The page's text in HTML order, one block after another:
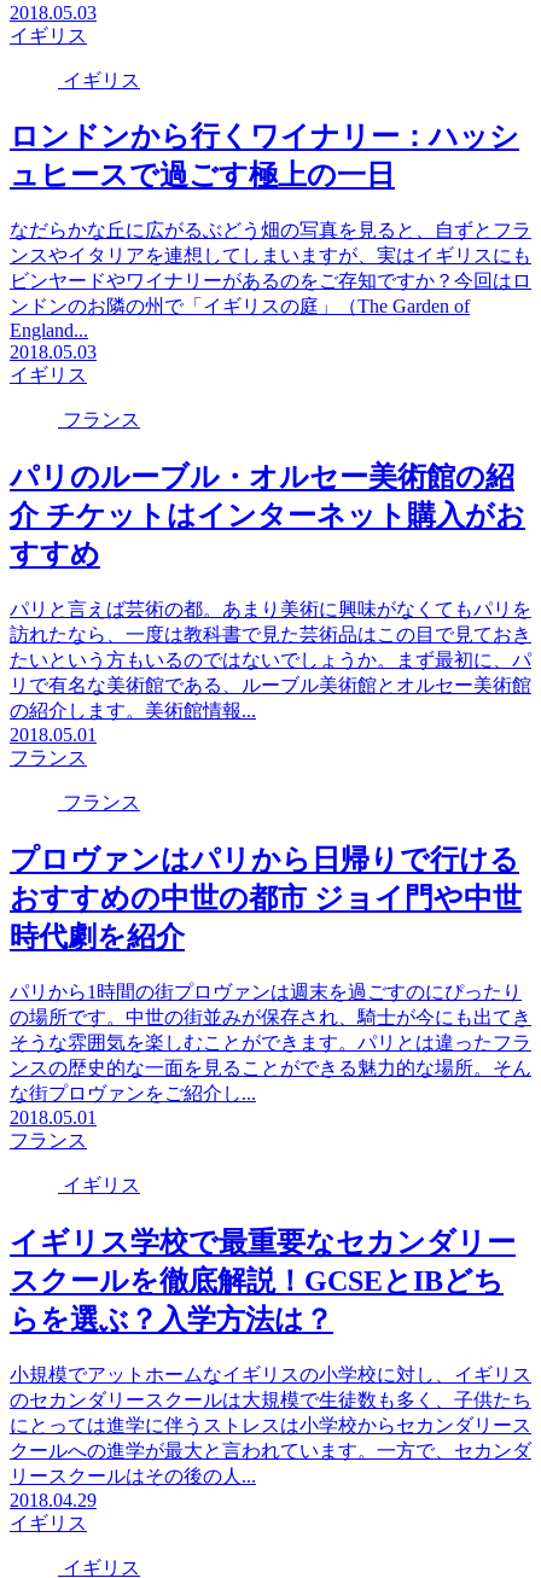
2018.05.03
イギリス
イギリス
ロンドンから行くワイナリー：ハッシ
ュヒースで過ごす極上の一日
なだらかな丘に広がるぶどう畑の写真を見ると、自ずとフラ
ンスやイタリアを連想してしまいますが、実はイギリスにも
ビンヤードやワイナリーがあるのをご存知ですか？今回はロ
ンドンのお隣の州で「イギリスの庭」（The Garden of
England...
2018.05.03
イギリス
フランス
パリのルーブル・オルセー美術館の紹
介 チケットはインターネット購入がお
すすめ
パリと言えば芸術の都。あまり美術に興味がなくてもパリを
訪れたなら、一度は教科書で見た芸術品はこの目で見ておき
たいという方もいるのではないでしょうか。まず最初に、パ
リで有名な美術館である、ルーブル美術館とオルセー美術館
の紹介します。美術館情報...
2018.05.01
フランス
フランス
プロヴァンはパリから日帰りで行ける
おすすめの中世の都市 ジョイ門や中世
時代劇を紹介
パリから1時間の街プロヴァンは週末を過ごすのにぴったり
の場所です。中世の街並みが保存され、騎士が今にも出てき
そうな雰囲気を楽しむことができます。パリとは違ったフラ
ンスの歴史的な一面を見ることができる魅力的な場所。そん
な街プロヴァンをご紹介し...
2018.05.01
フランス
イギリス
イギリス学校で最重要なセカンダリー
スクールを徹底解説！GCSEとIBどち
らを選ぶ？入学方法は？
小規模でアットホームなイギリスの小学校に対し、イギリス
のセカンダリースクールは大規模で生徒数も多く、子供たち
にとっては進学に伴うストレスは小学校からセカンダリース
クールへの進学が最大と言われています。一方で、セカンダ
リースクールはその後の人...
2018.04.29
イギリス
イギリス